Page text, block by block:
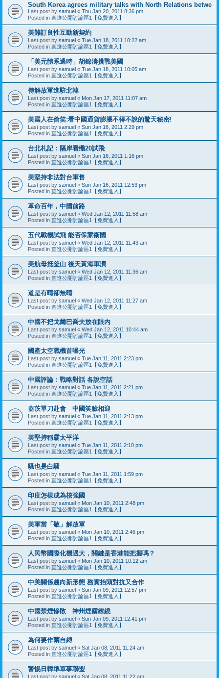
South Korea agrees military talks with North Relations betwe
Last post by samuel « Thu Jan 20, 2011 8:36 pm
Posted in 直進公開討論區1【免費進入】
美難訂良性互動新契約
Last post by samuel « Tue Jan 18, 2011 10:22 am
Posted in 直進公開討論區1【免費進入】
「美元體系過時」胡錦濤挑戰美國
Last post by samuel « Tue Jan 18, 2011 10:05 am
Posted in 直進公開討論區1【免費進入】
傳解放軍進駐北韓
Last post by samuel « Mon Jan 17, 2011 11:07 am
Posted in 直進公開討論區1【免費進入】
美國人在偷笑:看中國通貨膨脹不得不說的驚天秘密!
Last post by samuel « Sun Jan 16, 2011 2:29 pm
Posted in 直進公開討論區1【免費進入】
台北札記﹕隔岸看殲20試飛
Last post by samuel « Sun Jan 16, 2011 1:16 pm
Posted in 直進公開討論區1【免費進入】
美堅持非法對台軍售
Last post by samuel « Sun Jan 16, 2011 12:53 pm
Posted in 直進公開討論區1【免費進入】
革命百年，中國前路
Last post by samuel « Wed Jan 12, 2011 11:58 am
Posted in 直進公開討論區1【免費進入】
五代戰機試飛 能否保家衞國
Last post by samuel « Wed Jan 12, 2011 11:43 am
Posted in 直進公開討論區1【免費進入】
美航母抵釜山 後天黃海軍演
Last post by samuel « Wed Jan 12, 2011 11:36 am
Posted in 直進公開討論區1【免費進入】
道是有晴卻無晴
Last post by samuel « Wed Jan 12, 2011 11:27 am
Posted in 直進公開討論區1【免費進入】
中國不把戈爾巴喬夫放在眼內
Last post by samuel « Wed Jan 12, 2011 10:44 am
Posted in 直進公開討論區1【免費進入】
國產太空戰機首曝光
Last post by samuel « Tue Jan 11, 2011 2:23 pm
Posted in 直進公開討論區1【免費進入】
中國評論﹕戰略對話 各說空話
Last post by samuel « Tue Jan 11, 2011 2:21 pm
Posted in 直進公開討論區1【免費進入】
蓋茨單刀赴會 中國笑臉相迎
Last post by samuel « Tue Jan 11, 2011 2:13 pm
Posted in 直進公開討論區1【免費進入】
美堅持稱霸太平洋
Last post by samuel « Tue Jan 11, 2011 2:10 pm
Posted in 直進公開討論區1【免費進入】
騷也是白騷
Last post by samuel « Tue Jan 11, 2011 1:59 pm
Posted in 直進公開討論區1【免費進入】
印度怎樣成為核強國
Last post by samuel « Mon Jan 10, 2011 2:48 pm
Posted in 直進公開討論區1【免費進入】
美軍當「敬」解放軍
Last post by samuel « Mon Jan 10, 2011 2:46 pm
Posted in 直進公開討論區1【免費進入】
人民幣國際化機遇大，關鍵是香港能把握嗎？
Last post by samuel « Mon Jan 10, 2011 10:12 am
Posted in 直進公開討論區1【免費進入】
中美關係趨向新形態 務實抬頭對抗又合作
Last post by samuel « Sun Jan 09, 2011 12:57 pm
Posted in 直進公開討論區1【免費進入】
中國禁煙慘敗 神州煙霧繚繞
Last post by samuel « Sun Jan 09, 2011 12:41 pm
Posted in 直進公開討論區1【免費進入】
為何要作繭自縛
Last post by samuel « Sat Jan 08, 2011 11:24 am
Posted in 直進公開討論區1【免費進入】
警惕日韓準軍事聯盟
Last post by samuel « Sat Jan 08, 2011 11:22 am